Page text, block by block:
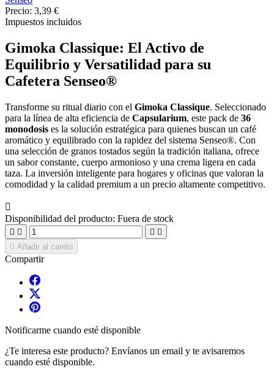
Precio: 3,39 €
Impuestos incluidos
Gimoka Classique: El Activo de
Equilibrio y Versatilidad para su
Cafetera Senseo®
Transforme su ritual diario con el Gimoka Classique. Seleccionado
para la línea de alta eficiencia de Capsularium, este pack de 36
monodosis es la solución estratégica para quienes buscan un café
aromático y equilibrado con la rapidez del sistema Senseo®. Con
una selección de granos tostados según la tradición italiana, ofrece
un sabor constante, cuerpo armonioso y una crema ligera en cada
taza. La inversión inteligente para hogares y oficinas que valoran la
comodidad y la calidad premium a un precio altamente competitivo.

Disponibilidad del producto: Fuera de stock
   
 Añadir al carrito
Compartir
Notificarme cuando esté disponible
¿Te interesa este producto? Envíanos un email y te avisaremos
cuando esté disponible.